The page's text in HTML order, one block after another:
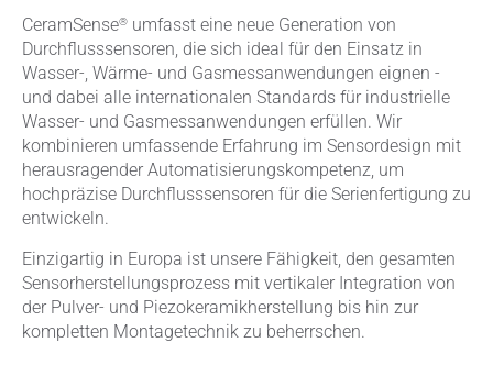
CeramSense® umfasst eine neue Generation von
Durchflusssensoren, die sich ideal für den Einsatz in
Wasser-, Wärme- und Gasmessanwendungen eignen -
und dabei alle internationalen Standards für industrielle
Wasser- und Gasmessanwendungen erfüllen. Wir
kombinieren umfassende Erfahrung im Sensordesign mit
herausragender Automatisierungskompetenz, um
hochpräzise Durchflusssensoren für die Serienfertigung zu
entwickeln.
Einzigartig in Europa ist unsere Fähigkeit, den gesamten
Sensorherstellungsprozess mit vertikaler Integration von
der Pulver- und Piezokeramikherstellung bis hin zur
kompletten Montagetechnik zu beherrschen.